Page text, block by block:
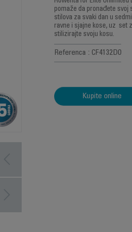
pomaže da pronađete svoj
stilova za svaki dan u
ravne i sjajne kose, uz set
stilizirajte svoju kosu.
Referenca : CF4132D0
Kupite online